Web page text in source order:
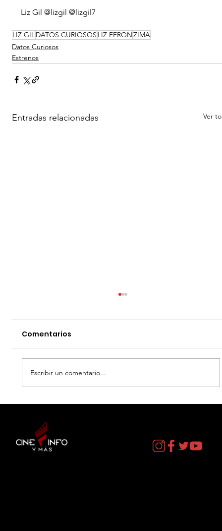
Liz Gil @lizgil @lizgil7
LIZ GILDATOS CURIOSOS LIZ EFRONZIMA
Datos Curiosos
Estrenos
Entradas relacionadas Ver
CURIOSOS por LIZ GIL
Comentarios
Escribir un comentario...